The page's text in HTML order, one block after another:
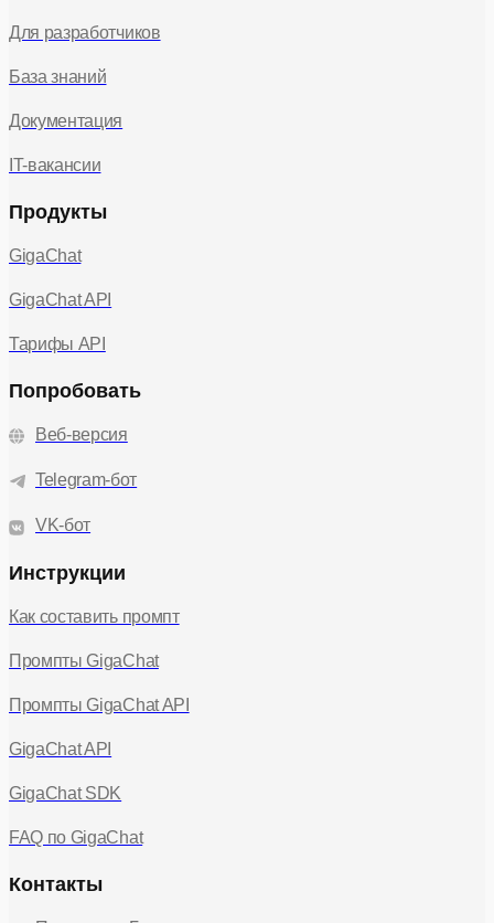
Для разработчиков
База знаний
Документация
IT-вакансии
Продукты
GigaChat
GigaChat API
Тарифы API
Попробовать
Веб-версия
Telegram-бот
VK-бот
Инструкции
Как составить промпт
Промпты GigaChat
Промпты GigaChat API
GigaChat API
GigaChat SDK
FAQ по GigaChat
Контакты